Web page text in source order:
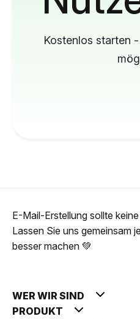
Kostenlos starten
E-Mail-Erstellung sollte
Lassen Sie uns gemeinsam
besser machen 💚
WER WIR SIND
PRODUKT